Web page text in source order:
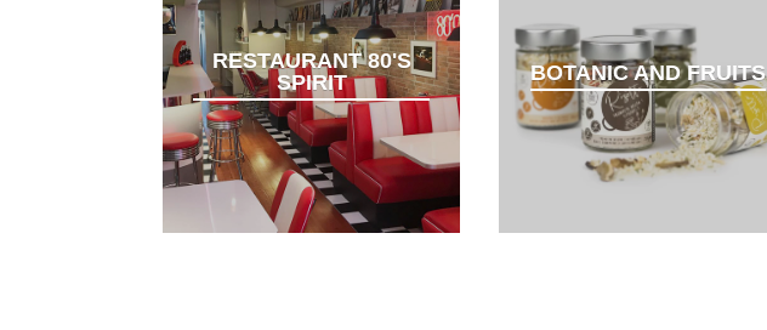
RESTAURANT 80'S
SPIRIT
BOTANIC AND FRUITS